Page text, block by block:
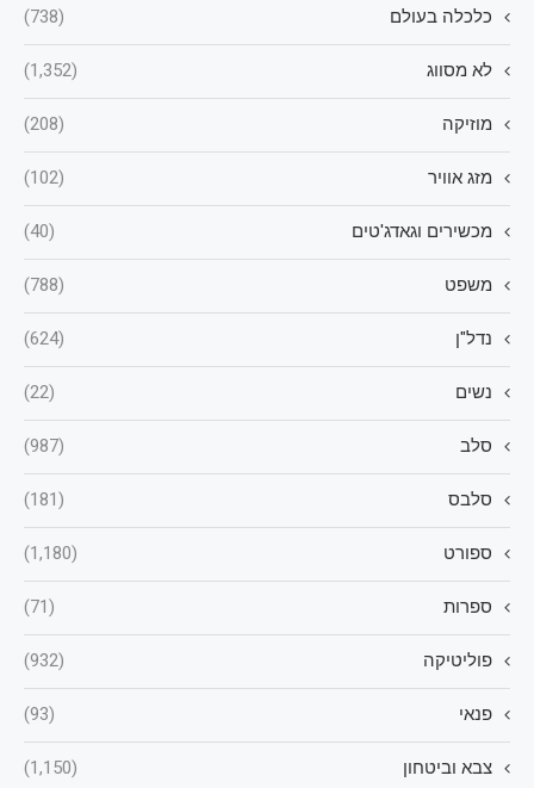
כלכלה בעולם (738)
לא מסווג (1,352)
מוזיקה (208)
מזג אוויר (102)
מכשירים וגאדג'טים (40)
משפט (788)
נדל"ן (624)
נשים (22)
סלב (987)
סלבס (181)
ספורט (1,180)
ספרות (71)
פוליטיקה (932)
פנאי (93)
צבא וביטחון (1,150)